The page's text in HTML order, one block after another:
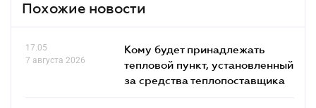
Похожие новости
17.05
7 августа 2026
Кому будет принадлежать
тепловой пункт, установленный
за средства теплопоставщика